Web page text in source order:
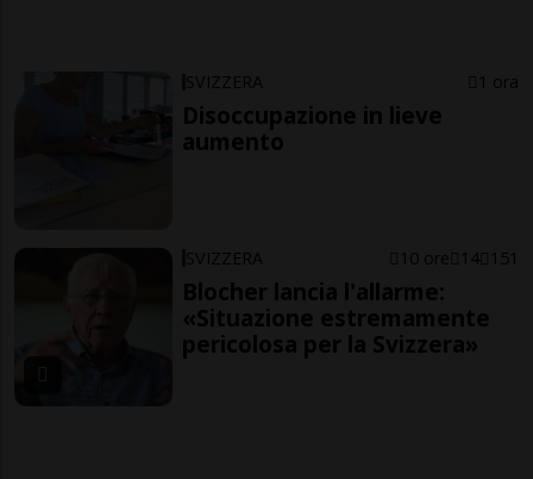
SVIZZERA 1 ora
Disoccupazione in lieve
aumento
SVIZZERA 10 ore 14 151
Blocher lancia l'allarme:
«Situazione estremamente
pericolosa per la Svizzera»